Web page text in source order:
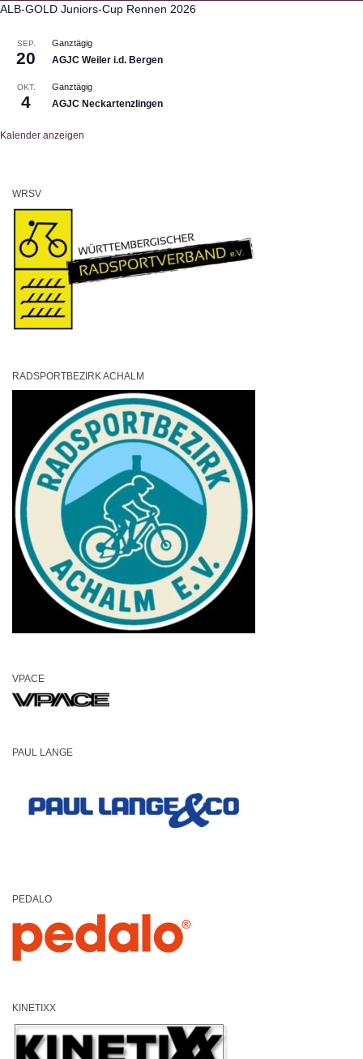
ALB-GOLD Juniors-Cup Rennen 2026
SEP.
20
Ganztägig
AGJC Weiler i.d. Bergen
OKT.
4
Ganztägig
AGJC Neckartenzlingen
Kalender anzeigen
WRSV
RADSPORTBEZIRK ACHALM
VPACE
PAUL LANGE
PEDALO
KINETIXX